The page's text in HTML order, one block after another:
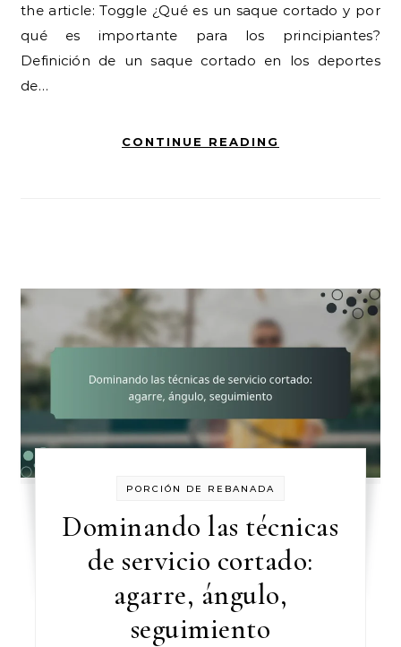
the article: Toggle ¿Qué es un saque cortado y por
qué es importante para los principiantes?
Definición de un saque cortado en los deportes
de…
CONTINUE READING
PORCIÓN DE REBANADA
Dominando las técnicas
de servicio cortado:
agarre, ángulo,
seguimiento